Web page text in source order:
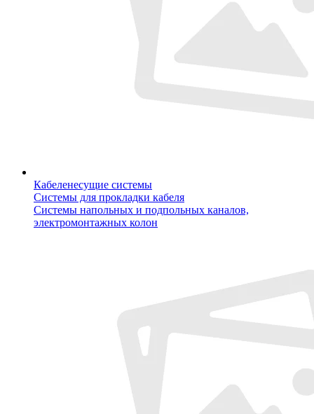
Кабеленесущие системы
Системы для прокладки кабеля
Системы напольных и подпольных каналов,
электромонтажных колон